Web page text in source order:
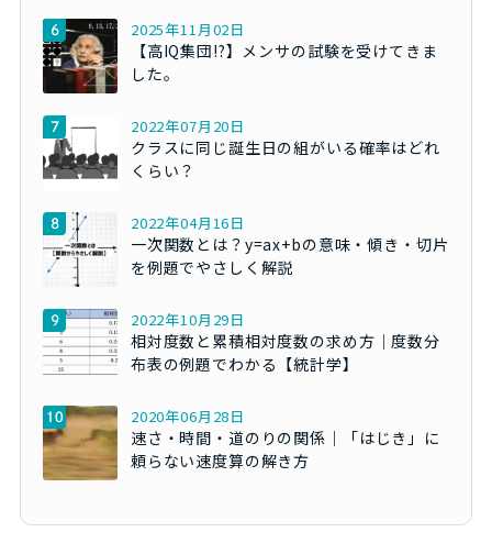
2025年11月02日
【高IQ集団!?】メンサの試験を受けてきま
した。
2022年07月20日
クラスに同じ誕生日の組がいる確率はどれ
くらい？
2022年04月16日
一次関数とは？y=ax+bの意味・傾き・切片
を例題でやさしく解説
2022年10月29日
相対度数と累積相対度数の求め方｜度数分
布表の例題でわかる【統計学】
2020年06月28日
速さ・時間・道のりの関係｜「はじき」に
頼らない速度算の解き方